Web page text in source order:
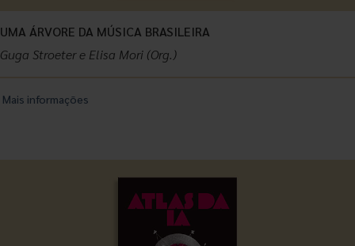
UMA ÁRVORE DA MÚSICA BRASILEIRA
Guga Stroeter e Elisa Mori (Org.)
Mais informações